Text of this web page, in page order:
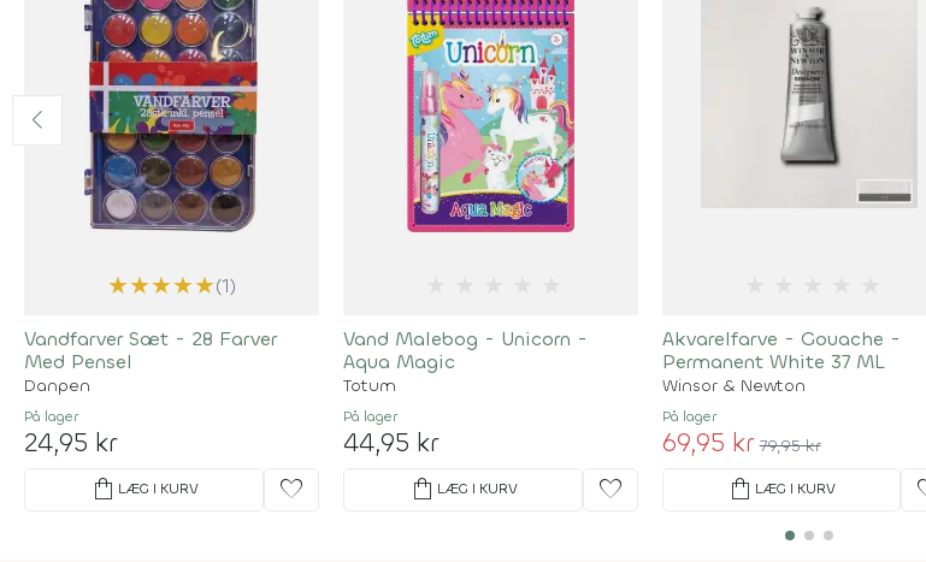
★★★★★(1)
Vandfarver Sæt - 28 Farver
Med Pensel
Danpen
På lager
24,95 kr
shopping_bag LÆG I KURV favorite
Vand Malebog - Unicorn -
Aqua Magic
Totum
På lager
44,95 kr
shopping_bag LÆG I KURV favorite
Akvarelfarve - Gouache -
Permanent White 37 ML
Winsor & Newton
På lager
69,95 kr 79,95 kr
shopping_bag LÆG I KURV